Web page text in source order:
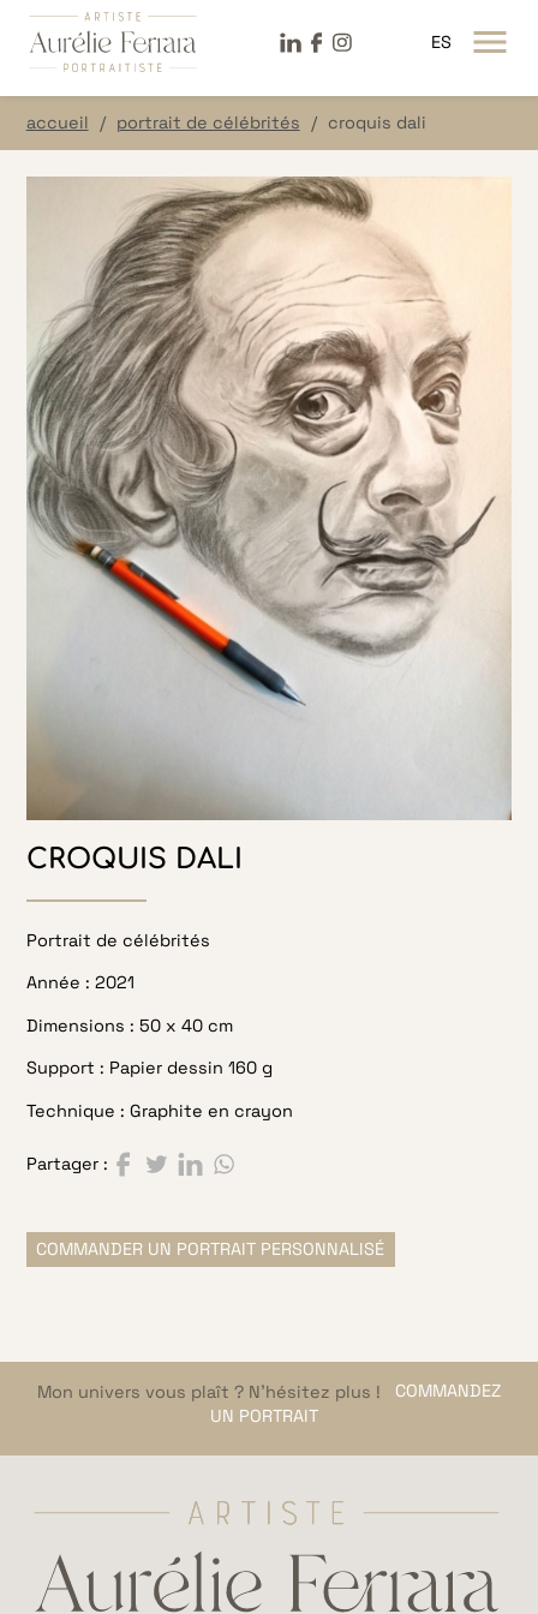
ES
LinkeDin
FacebookInstagram
accueil portrait de célébrités croquis dali
CROQUIS DALI
Portrait de célébrités
Année : 2021
Dimensions : 50 x 40 cm
Support : Papier dessin 160 g
Technique : Graphite en crayon
Partager :
Partager sur Facebook
Partager sur Twitter
COMMANDER UN PORTRAIT PERSONNALISÉ
Mon univers vous plaît ? N’hésitez plus !
COMMANDEZ
UN PORTRAIT